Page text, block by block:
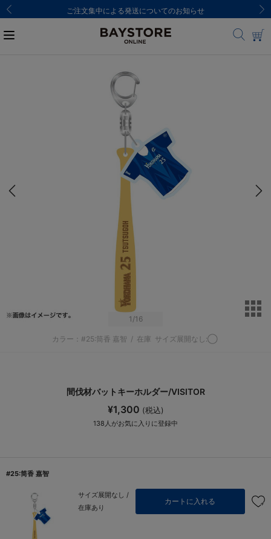
ご注文集中による発送についてのお知らせ
1 /16
カラー：#25:筒香 嘉智 / 在庫 サイズ展開なし:◯
間伐材バットキーホルダー/VISITOR
¥1,300 (税込)
138 人がお気に入りに登録中
#25:筒香 嘉智
サイズ展開なし /
在庫あり
カートに入れる